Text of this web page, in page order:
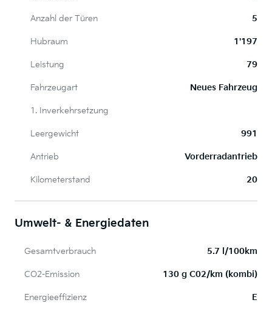
Anzahl der Türen 5
Hubraum 1'197
Leistung 79
Fahrzeugart Neues Fahrzeug
1. Inverkehrsetzung
Leergewicht 991
Antrieb Vorderradantrieb
Kilometerstand 20
Umwelt- & Energiedaten
Gesamtverbrauch 5.7 l/100km
CO2-Emission 130 g C02/km (kombi)
Energieeffizienz E